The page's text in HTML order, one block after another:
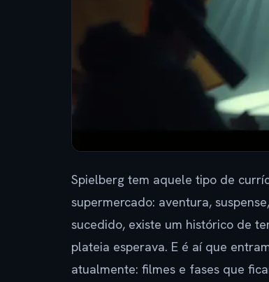
Spielberg tem aquele tipo de
supermercado: aventura,
sucedido, existe um histórico de
plateia esperava. E é aí que
atualmente: filmes e fases que